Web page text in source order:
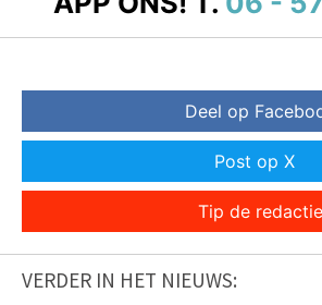
Deel op
Post op X
Tip de redactie
VERDER IN HET NIEUWS: